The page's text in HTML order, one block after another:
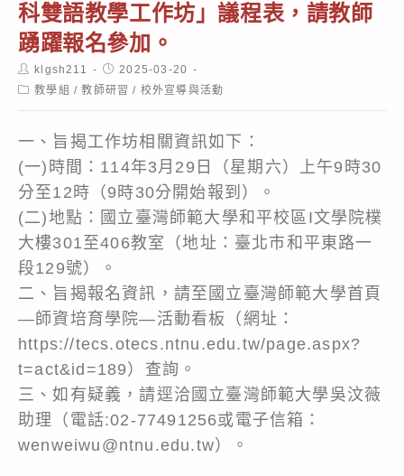
科雙語教學工作坊」議程表，請教師
踴躍報名參加。
Post
author:
klgsh211
Post
published:
2025-03-20
Post教學組 / 教師研習 / 校外宣導與活動
一、旨揭工作坊相關資訊如下：
(一)時間：114年3月29日（星期六）上午9時30
分至12時（9時30分開始報到）。
(二)地點：國立臺灣師範大學和平校區I文學院樸
大樓301至406教室（地址：臺北市和平東路一
段129號）。
二、旨揭報名資訊，請至國立臺灣師範大學首頁
—師資培育學院—活動看板（網址：
https://tecs.otecs.ntnu.edu.tw/page.aspx?
t=act&id=189）查詢。
三、如有疑義，請逕洽國立臺灣師範大學吳汶薇
助理（電話:02-77491256或電子信箱：
wenweiwu@ntnu.edu.tw）。